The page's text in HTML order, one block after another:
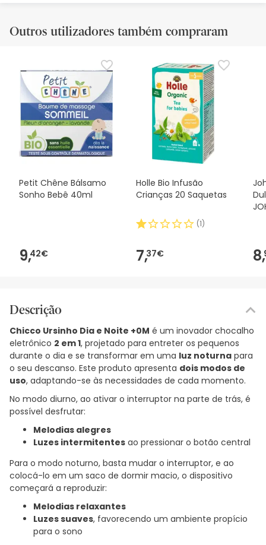
Outros utilizadores também compraram
Petit Chêne Bálsamo
Sonho Bebê 40ml
9,42€
Holle Bio Infusão
Crianças 20 Saquetas
(1)
7,37€ 8,
Descrição
Chicco Ursinho Dia e Noite +0M é um inovador chocalho
eletrônico 2 em 1, projetado para entreter os pequenos
durante o dia e se transformar em uma luz noturna para
o seu descanso. Este produto apresenta dois modos de
uso, adaptando-se às necessidades de cada momento.
No modo diurno, ao ativar o interruptor na parte de trás, é
possível desfrutar:
Melodias alegres
Luzes intermitentes ao pressionar o botão central
Para o modo noturno, basta mudar o interruptor, e ao
colocá-lo em um saco de dormir macio, o dispositivo
começará a reproduzir:
Melodias relaxantes
Luzes suaves, favorecendo um ambiente propício
para o sono